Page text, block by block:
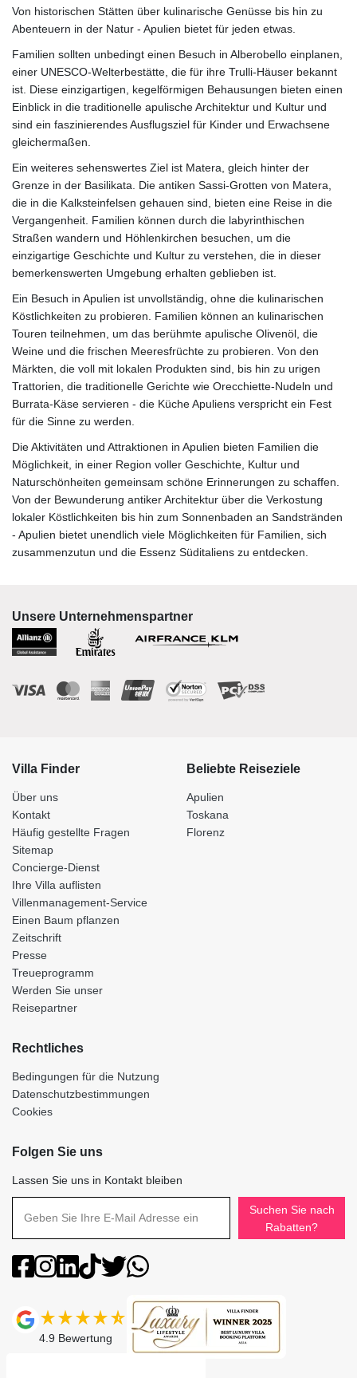
Von historischen Stätten über kulinarische Genüsse bis hin zu
Abenteuern in der Natur - Apulien bietet für jeden etwas.
Familien sollten unbedingt einen Besuch in Alberobello einplanen,
einer UNESCO-Welterbestätte, die für ihre Trulli-Häuser bekannt
ist. Diese einzigartigen, kegelförmigen Behausungen bieten einen
Einblick in die traditionelle apulische Architektur und Kultur und
sind ein faszinierendes Ausflugsziel für Kinder und Erwachsene
gleichermaßen.
Ein weiteres sehenswertes Ziel ist Matera, gleich hinter der
Grenze in der Basilikata. Die antiken Sassi-Grotten von Matera,
die in die Kalksteinfelsen gehauen sind, bieten eine Reise in die
Vergangenheit. Familien können durch die labyrinthischen
Straßen wandern und Höhlenkirchen besuchen, um die
einzigartige Geschichte und Kultur zu verstehen, die in dieser
bemerkenswerten Umgebung erhalten geblieben ist.
Ein Besuch in Apulien ist unvollständig, ohne die kulinarischen
Köstlichkeiten zu probieren. Familien können an kulinarischen
Touren teilnehmen, um das berühmte apulische Olivenöl, die
Weine und die frischen Meeresfrüchte zu probieren. Von den
Märkten, die voll mit lokalen Produkten sind, bis hin zu urigen
Trattorien, die traditionelle Gerichte wie Orecchiette-Nudeln und
Burrata-Käse servieren - die Küche Apuliens verspricht ein Fest
für die Sinne zu werden.
Die Aktivitäten und Attraktionen in Apulien bieten Familien die
Möglichkeit, in einer Region voller Geschichte, Kultur und
Naturschönheiten gemeinsam schöne Erinnerungen zu schaffen.
Von der Bewunderung antiker Architektur über die Verkostung
lokaler Köstlichkeiten bis hin zum Sonnenbaden an Sandstränden
- Apulien bietet unendlich viele Möglichkeiten für Familien, sich
zusammenzutun und die Essenz Süditaliens zu entdecken.
Unsere Unternehmenspartner
Villa Finder
Über uns
Kontakt
Häufig gestellte Fragen
Sitemap
Concierge-Dienst
Ihre Villa auflisten
Villenmanagement-Service
Einen Baum pflanzen
Zeitschrift
Presse
Treueprogramm
Werden Sie unser
Reisepartner
Beliebte Reiseziele
Apulien
Toskana
Florenz
Rechtliches
Bedingungen für die Nutzung
Datenschutzbestimmungen
Cookies
Folgen Sie uns
Lassen Sie uns in Kontakt bleiben
Suchen Sie nach
Rabatten?
4.9 Bewertung